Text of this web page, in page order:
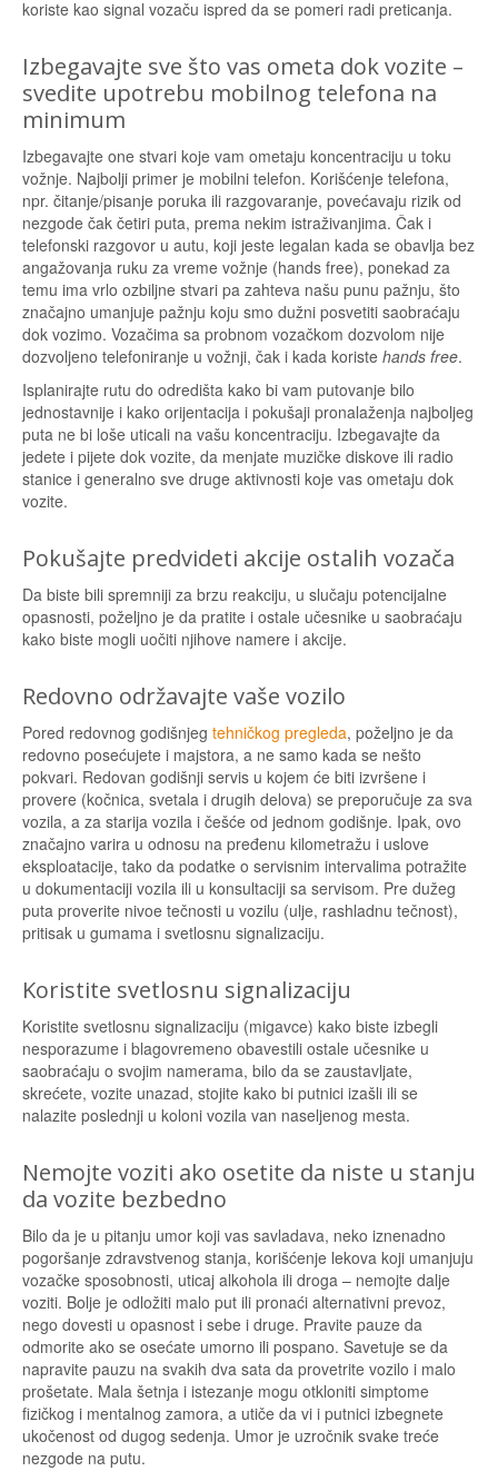
koriste kao signal vozaču ispred da se pomeri radi preticanja.
Izbegavajte sve što vas ometa dok vozite –
svedite upotrebu mobilnog telefona na
minimum
Izbegavajte one stvari koje vam ometaju koncentraciju u toku
vožnje. Najbolji primer je mobilni telefon. Korišćenje telefona,
npr. čitanje/pisanje poruka ili razgovaranje, povećavaju rizik od
nezgode čak četiri puta, prema nekim istraživanjima. Čak i
telefonski razgovor u autu, koji jeste legalan kada se obavlja bez
angažovanja ruku za vreme vožnje (hands free), ponekad za
temu ima vrlo ozbiljne stvari pa zahteva našu punu pažnju, što
značajno umanjuje pažnju koju smo dužni posvetiti saobraćaju
dok vozimo. Vozačima sa probnom vozačkom dozvolom nije
dozvoljeno telefoniranje u vožnji, čak i kada koriste hands free.
Isplanirajte rutu do odredišta kako bi vam putovanje bilo
jednostavnije i kako orijentacija i pokušaji pronalaženja najboljeg
puta ne bi loše uticali na vašu koncentraciju. Izbegavajte da
jedete i pijete dok vozite, da menjate muzičke diskove ili radio
stanice i generalno sve druge aktivnosti koje vas ometaju dok
vozite.
Pokušajte predvideti akcije ostalih vozača
Da biste bili spremniji za brzu reakciju, u slučaju potencijalne
opasnosti, poželjno je da pratite i ostale učesnike u saobraćaju
kako biste mogli uočiti njihove namere i akcije.
Redovno održavajte vaše vozilo
Pored redovnog godišnjeg tehničkog pregleda, poželjno je da
redovno posećujete i majstora, a ne samo kada se nešto
pokvari. Redovan godišnji servis u kojem će biti izvršene i
provere (kočnica, svetala i drugih delova) se preporučuje za sva
vozila, a za starija vozila i češće od jednom godišnje. Ipak, ovo
značajno varira u odnosu na pređenu kilometražu i uslove
eksploatacije, tako da podatke o servisnim intervalima potražite
u dokumentaciji vozila ili u konsultaciji sa servisom. Pre dužeg
puta proverite nivoe tečnosti u vozilu (ulje, rashladnu tečnost),
pritisak u gumama i svetlosnu signalizaciju.
Koristite svetlosnu signalizaciju
Koristite svetlosnu signalizaciju (migavce) kako biste izbegli
nesporazume i blagovremeno obavestili ostale učesnike u
saobraćaju o svojim namerama, bilo da se zaustavljate,
skrećete, vozite unazad, stojite kako bi putnici izašli ili se
nalazite poslednji u koloni vozila van naseljenog mesta.
Nemojte voziti ako osetite da niste u stanju
da vozite bezbedno
Bilo da je u pitanju umor koji vas savladava, neko iznenadno
pogoršanje zdravstvenog stanja, korišćenje lekova koji umanjuju
vozačke sposobnosti, uticaj alkohola ili droga – nemojte dalje
voziti. Bolje je odložiti malo put ili pronaći alternativni prevoz,
nego dovesti u opasnost i sebe i druge. Pravite pauze da
odmorite ako se osećate umorno ili pospano. Savetuje se da
napravite pauzu na svakih dva sata da provetrite vozilo i malo
prošetate. Mala šetnja i istezanje mogu otkloniti simptome
fizičkog i mentalnog zamora, a utiče da vi i putnici izbegnete
ukočenost od dugog sedenja. Umor je uzročnik svake treće
nezgode na putu.